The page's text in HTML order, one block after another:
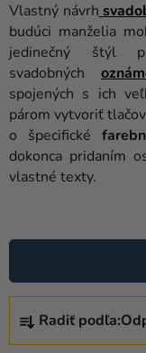
Párty
Výzdoba
a
doplnky
Karnevalové
kostýmy a
Novinky
Vlastný návrh
budúci manželia
jedinečný štýl
svadobných
spojených s ich
párom vytvoriť
o špecifické
dokonca pridaním
vlastné texty.
A
Radiť podľa:
Ý
P
I
S
P